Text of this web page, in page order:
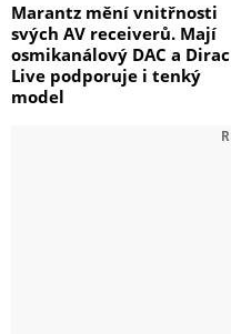
Marantz mění vnitřnosti
svých AV receiverů. Mají
osmikanálový DAC a Dirac
Live podporuje i tenký
model